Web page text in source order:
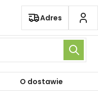
Adres
O dostawie